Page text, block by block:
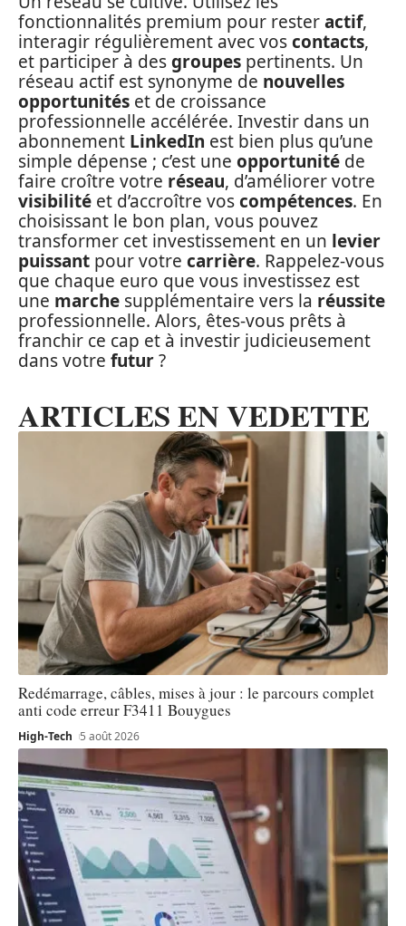
fonctionnalités premium pour resteractif,
interagir régulièrement avec voscontacts,
et participer à desgroupes pertinents. Un
réseau actif est synonyme de nouvelles
opportunités et de croissance
professionnelle accélérée. Investir dans un
abonnement LinkedIn est bien plus qu’une
simple dépense ; c’est une opportunité de
faire croître votre réseau, d’améliorer votre
visibilité et d’accroître voscompétences. En
choisissant le bon plan, vous pouvez
transformer cet investissement en un levier
puissant pour votre carrière. Rappelez-vous
que chaque euro que vous investissez est
une marche supplémentaire vers la réussite
professionnelle. Alors, êtes-vous prêts à
franchir ce cap et à investir judicieusement
dans votre futur?
ARTICLES EN VEDETTE
Redémarrage, câbles, mises à jour : le parcours complet
anti code erreur F3411 Bouygues
High-Tech 5 août 2026